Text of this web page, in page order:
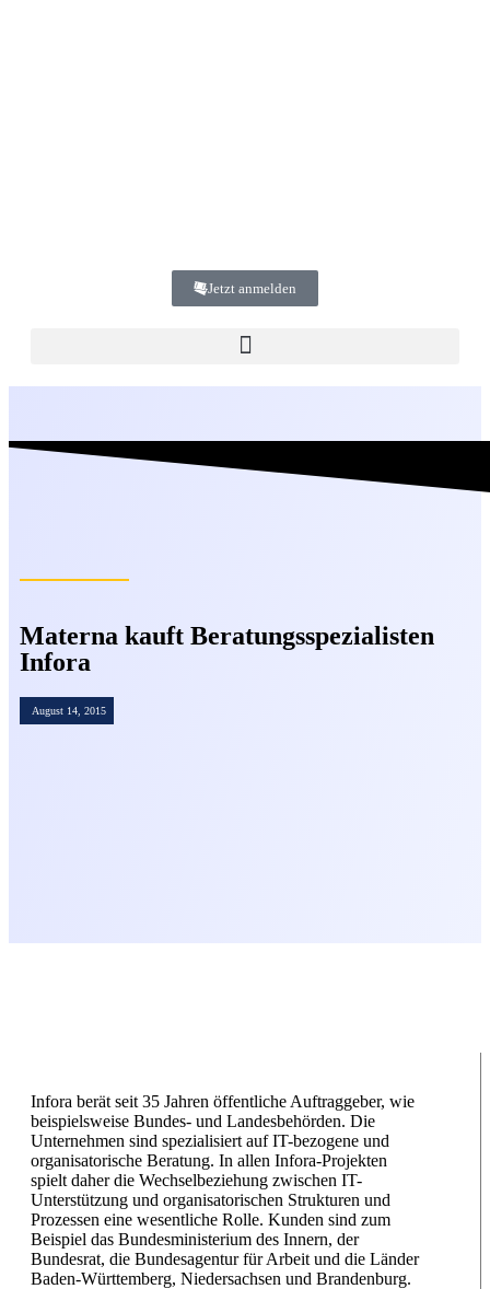
Jetzt anmelden
Materna kauft Beratungsspezialisten
Infora
August 14, 2015
Infora berät seit 35 Jahren öffentliche Auftraggeber, wie
beispielsweise Bundes- und Landesbehörden. Die
Unternehmen sind spezialisiert auf IT-bezogene und
organisatorische Beratung. In allen Infora-Projekten
spielt daher die Wechselbeziehung zwischen IT-
Unterstützung und organisatorischen Strukturen und
Prozessen eine wesentliche Rolle. Kunden sind zum
Beispiel das Bundesministerium des Innern, der
Bundesrat, die Bundesagentur für Arbeit und die Länder
Baden-Württemberg, Niedersachsen und Brandenburg.